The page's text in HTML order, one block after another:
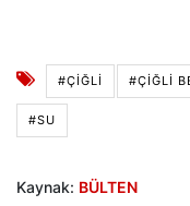
#ÇIĞLI #ÇIĞLI
#SU
Kaynak: BÜLTEN